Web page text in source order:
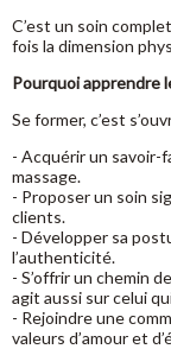
C’est un soin
fois la dimension
Pourquoi apprendre
Se former, c’est
- Acquérir un savoir-
massage.
- Proposer un soin
clients.
- Développer sa
l’authenticité.
- S’offrir un chemin
agit aussi sur celui
- Rejoindre une
valeurs d’amour et